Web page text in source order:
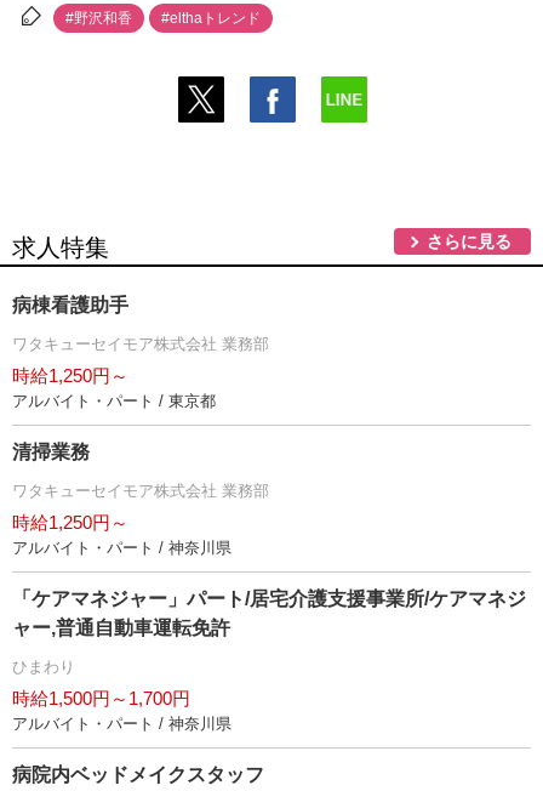
#野沢和香 #elthaトレンド
求人特集 さらに見る
病棟看護助手
ワタキューセイモア株式会社 業務部
時給1,250円～
アルバイト・パート / 東京都
清掃業務
ワタキューセイモア株式会社 業務部
時給1,250円～
アルバイト・パート / 神奈川県
「ケアマネジャー」パート/居宅介護支援事業所/ケアマネジ
ャー,普通自動車運転免許
ひまわり
時給1,500円～1,700円
アルバイト・パート / 神奈川県
病院内ベッドメイクスタッフ